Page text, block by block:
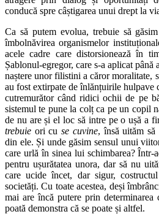
conducă spre câștigarea unui drept la
Ca să putem evolua, trebuie să
îmbolnăvirea organismelor
acele cadre care distorsionează în
Șablonul-egregor, care s-a aplicat până
naștere unor filistini a căror moralitate,
au fost extirpate de înlănțuirile hulpave
cutremurător când ridici ochii de pe
sistemul te pune la colț ca pe un copil
de nu are și el loc să intre pe o ușă a
trebuie ori cuse cuvine, însă uităm să
din ele. Și unde găsim sensul unui
care urlă în sinea lui schimbarea? Într-
pentru ușurătatea unora, dar să nu
care ucide încet, dar sigur,
societăți. Cu toate acestea, deși
mai are încă putere prin
poată demonstra că se poate și altfel.